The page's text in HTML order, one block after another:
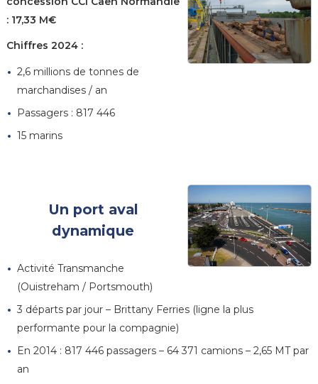
: 17,33 M€
Chiffres 2024 :
2,6 millions de tonnes de
marchandises / an
Passagers : 817 446
15 marins
Un port aval
dynamique
Activité Transmanche
(Ouistreham / Portsmouth)
3 départs par jour – Brittany Ferries (ligne la plus
performante pour la compagnie)
En 2014 : 817 446 passagers – 64 371 camions – 2,65 MT par
an